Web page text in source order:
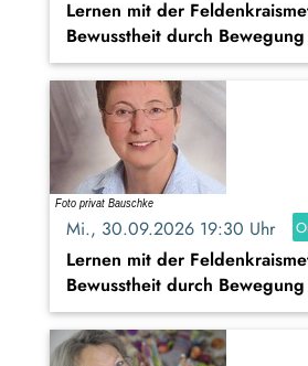
Lernen mit der
Bewusstheit durch
Mi., 30.09.2026 19:30 Uhr
Lernen mit der
Bewusstheit durch